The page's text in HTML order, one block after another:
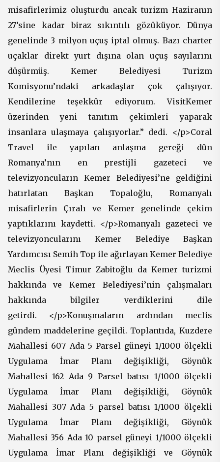
misafirlerimiz oluşturdu ancak turizm Haziranın
27’sine kadar biraz sıkıntılı gözüküyor. Dünya
genelinde 3 milyon uçuş iptal olmuş. Bazı charter
uçaklar direkt yurt dışına olan uçuş sayılarını
düşürmüş. Kemer Belediyesi Turizm
Komisyonu’ndaki arkadaşlar çok çalışıyor.
Kendilerine teşekkür ediyorum. VisitKemer
üzerinden yeni tanıtım çekimleri yaparak
insanlara ulaşmaya çalışıyorlar.” dedi. </p>Coral
Travel ile yapılan anlaşma gereği dün
Romanya’nın en prestijli gazeteci ve
televizyoncuların Kemer Belediyesi’ne geldiğini
hatırlatan Başkan Topaloğlu, Romanyalı
misafirlerin Çıralı ve Kemer genelinde çekim
yaptıklarını kaydetti. </p>Romanyalı gazeteci ve
televizyoncularını Kemer Belediye Başkan
Yardımcısı Semih Top ile ağırlayan Kemer Belediye
Meclis Üyesi Timur Zabitoğlu da Kemer turizmi
hakkında ve Kemer Belediyesi’nin çalışmaları
hakkında bilgiler verdiklerini dile
getirdi. </p>Konuşmaların ardından meclis
gündem maddelerine geçildi. Toplantıda, Kuzdere
Mahallesi 607 Ada 5 Parsel güneyi 1/1000 ölçekli
Uygulama İmar Planı değişikliği, Göynük
Mahallesi 162 Ada 9 Parsel batısı 1/1000 ölçekli
Uygulama İmar Planı değişikliği, Göynük
Mahallesi 307 Ada 5 parsel batısı 1/1000 ölçekli
Uygulama İmar Planı değişikliği, Göynük
Mahallesi 356 Ada 10 parsel güneyi 1/1000 ölçekli
Uygulama İmar Planı değişikliği ve Göynük